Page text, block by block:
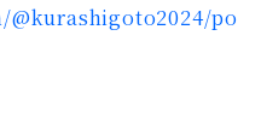
po